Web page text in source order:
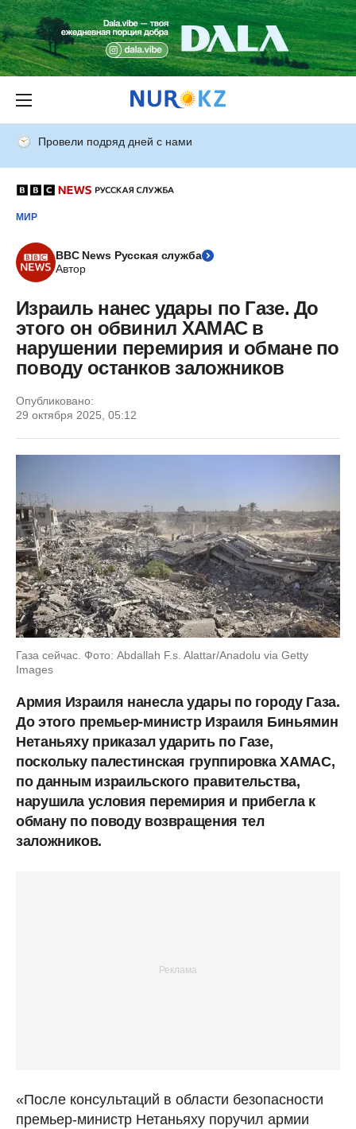
Провели подряд дней с нами
МИР
BBC News Русская служба
Автор
Израиль нанес удары по Газе. До
этого он обвинил ХАМАС в
нарушении перемирия и обмане по
поводу останков заложников
Опубликовано:
29 октября 2025, 05:12
Газа сейчас. Фото: Abdallah F.s. Alattar/Anadolu via Getty
Images
Армия Израиля нанесла удары по городу Газа.
До этого премьер-министр Израиля Биньямин
Нетаньяху приказал ударить по Газе,
поскольку палестинская группировка ХАМАС,
по данным израильского правительства,
нарушила условия перемирия и прибегла к
обману по поводу возвращения тел
заложников.
«После консультаций в области безопасности
премьер-министр Нетаньяху поручил армии